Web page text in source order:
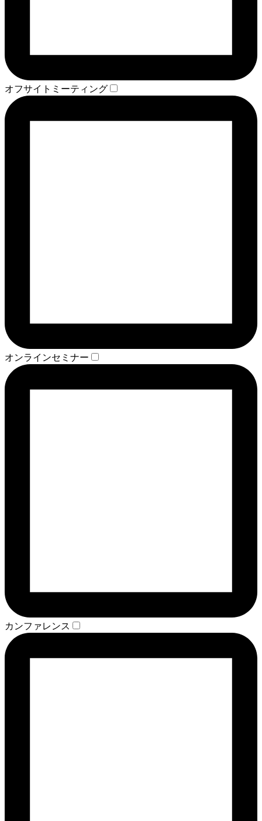
オフサイトミーティング
オンラインセミナー
カンファレンス